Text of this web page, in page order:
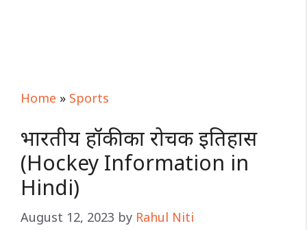
Home » Sports
भारतीय हॉकी का रोचक इतिहास
(Hockey Information in
Hindi)
August 12, 2023 by Rahul Niti